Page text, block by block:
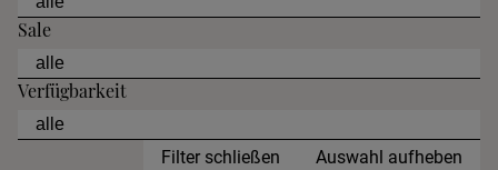
Sale
Verfügbarkeit
Filter schließen Auswahl aufheben